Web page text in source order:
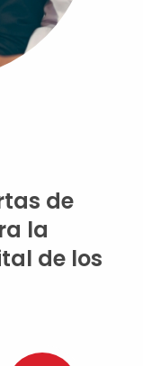
de
la
de los